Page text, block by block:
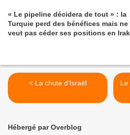
« Le pipeline décidera de tout » : la
Turquie perd des bénéfices mais ne
veut pas céder ses positions en Irak
< La chute d'Israël
Le
Hébergé par Overblog